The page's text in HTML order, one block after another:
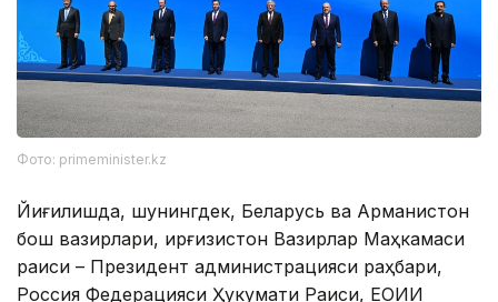
Фото: primeminister.kz
Йиғилишда, шунингдек, Беларусь ва Арманистон
бош вазирлари, Қирғизистон Вазирлар Маҳкамаси
раиси – Президент администрацияси раҳбари,
Россия Федерацияси Ҳукумати Раиси, ЕОИИ